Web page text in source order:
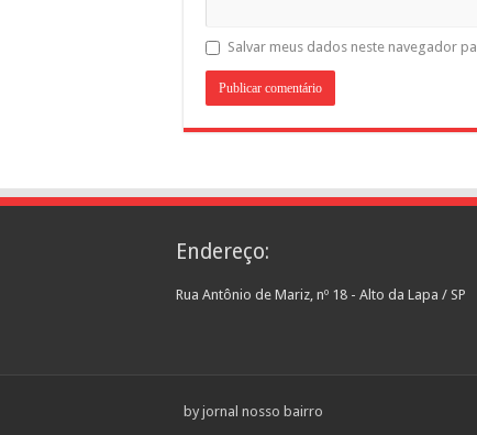
Salvar meus dados neste navegador
Endereço:
Rua Antônio de Mariz, nº 18 - Alto da Lapa / SP
by jornal nosso bairro